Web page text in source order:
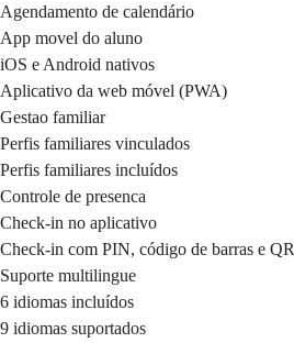
Agendamento de calendário
App movel do aluno
iOS e Android nativos
Aplicativo da web móvel (PWA)
Gestao familiar
Perfis familiares vinculados
Perfis familiares incluídos
Controle de presenca
Check-in no aplicativo
Check-in com PIN, código de barras e QR
Suporte multilingue
6 idiomas incluídos
9 idiomas suportados